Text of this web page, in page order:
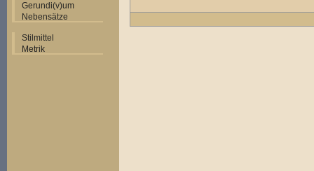
Gerundi(v)um
Nebensätze
Stilmittel
Metrik